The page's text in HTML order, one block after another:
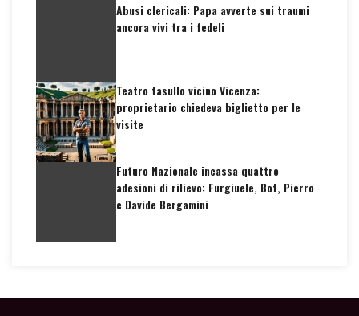
Abusi clericali: Papa avverte sui traumi
ancora vivi tra i fedeli
Teatro fasullo vicino Vicenza:
proprietario chiedeva biglietto per le
visite
Futuro Nazionale incassa quattro
adesioni di rilievo: Furgiuele, Bof, Pierro
e Davide Bergamini